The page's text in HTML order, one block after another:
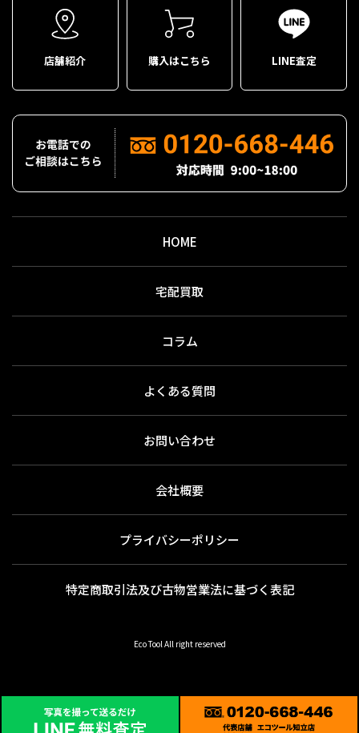
店舗紹介 購入はこちら LINE査定
HOME
宅配買取
コラム
よくある質問
お問い合わせ
会社概要
プライバシーポリシー
特定商取引法及び古物営業法に基づく表記
Eco Tool All right reserved